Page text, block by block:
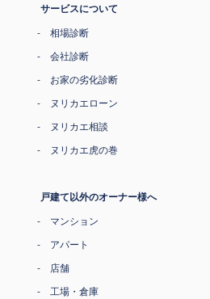
サービスについて
相場診断
会社診断
お家の劣化診断
ヌリカエローン
ヌリカエ相談
ヌリカエ虎の巻
戸建て以外のオーナー様へ
マンション
アパート
店舗
工場・倉庫